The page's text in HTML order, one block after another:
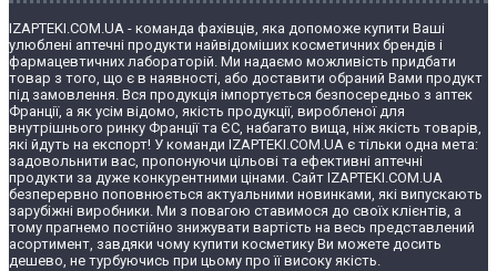
IZAPTEKI.COM.UA - команда фахівців, яка допоможе купити Ваші
улюблені аптечні продукти найвідоміших косметичних брендів і
фармацевтичних лабораторій. Ми надаємо можливість придбати
товар з того, що є в наявності, або доставити обраний Вами продукт
під замовлення. Вся продукція імпортується безпосередньо з аптек
Франції, а як усім відомо, якість продукції, виробленої для
внутрішнього ринку Франції та ЄС, набагато вища, ніж якість товарів,
які йдуть на експорт! У команди IZAPTEKI.COM.UA є тільки одна мета:
задовольнити вас, пропонуючи цільові та ефективні аптечні
продукти за дуже конкурентними цінами. Сайт IZAPTEKI.COM.UA
безперервно поповнюється актуальними новинками, які випускають
зарубіжні виробники. Ми з повагою ставимося до своїх клієнтів, а
тому прагнемо постійно знижувати вартість на весь представлений
асортимент, завдяки чому купити косметику Ви можете досить
дешево, не турбуючись при цьому про її високу якість.